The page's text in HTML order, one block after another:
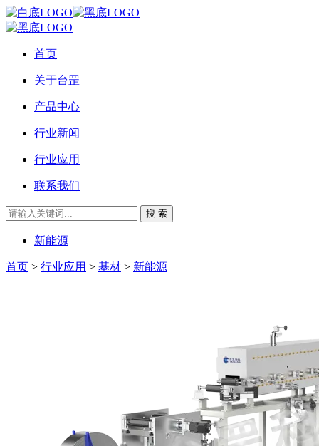
首页
关于台罡
产品中心
行业新闻
行业应用
联系我们
搜 索
新能源
首页 > 行业应用 > 基材 > 新能源